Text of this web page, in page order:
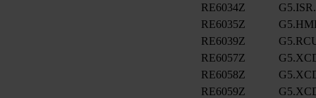
RE6034Z
RE6035Z
RE6039Z
RE6057Z
RE6058Z
RE6059Z